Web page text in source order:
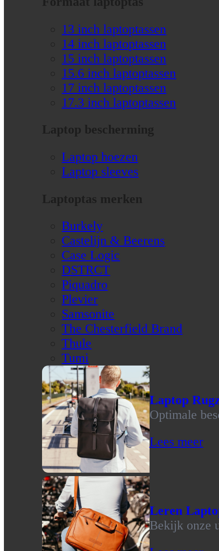
13 inch laptoptassen
14 inch laptoptassen
15 inch laptoptassen
15.6 inch laptoptassen
17 inch laptoptassen
17.3 inch laptoptassen
Laptop bescherming
Laptop hoezen
Laptop sleeves
Laptoptas merken
Burkely
Castelijn & Beerens
Case Logic
DSTRCT
Piquadro
Plevier
Samsonite
The Chesterfield Brand
Thule
Tumi
Laptop
Optimale
Lees meer
Leren
Bekijk onze